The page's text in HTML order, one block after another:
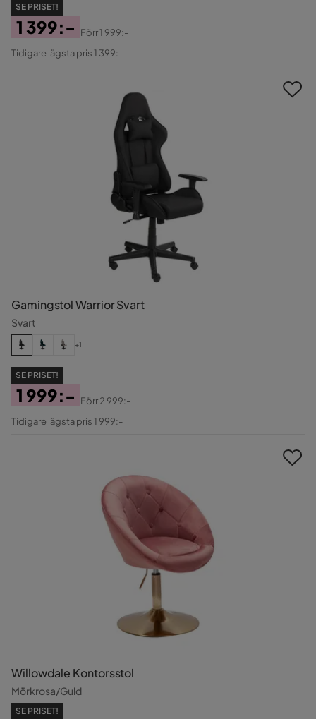
SE PRISET!
Pris
1 399:-
Original
Förr1 999:-
Tidigare lägsta pris 1 399:-
Gamingstol Warrior Svart
Svart
+1
SE PRISET!
Pris
1 999:-
Original
Förr2 999:-
Tidigare lägsta pris 1 999:-
Willowdale Kontorsstol
Mörkrosa/Guld
SE PRISET!